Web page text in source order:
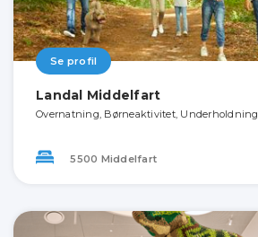
Se profil
Landal Middelfart
Overnatning, Børneaktivitet, Underholdning
5500 Middelfart